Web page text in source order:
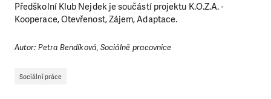
Předškolní Klub Nejdek je součástí projektu K.O.Z.A. -
Kooperace, Otevřenost, Zájem, Adaptace.
Autor: Petra Bendíková, Sociálně pracovnice
Sociální práce